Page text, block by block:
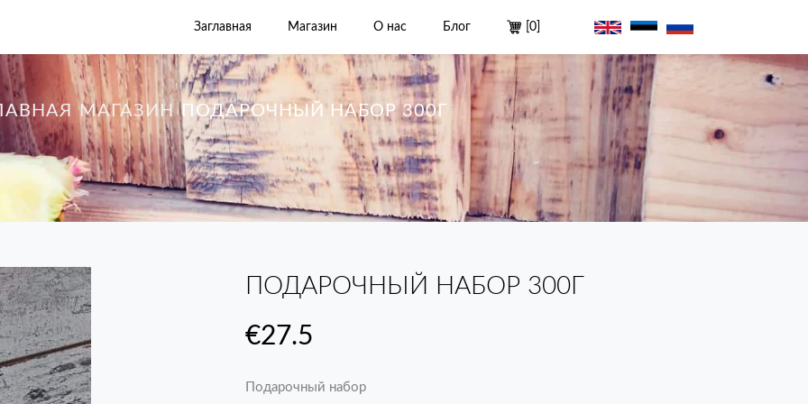
Заглавная Магазин О нас Блог 0
МАГАЗИН ПОДАРОЧНЫЙ НАБОР 300Г
ПОДАРОЧНЫЙ НАБОР 300Г
€27.5
Подарочный набор